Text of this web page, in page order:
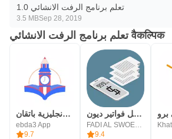
تعلم برنامج الرفت الانشائي 1.0
3.5 MBSep 28, 2019
تعلم برنامج الرفت الانشائي वैकल्पिक
تعلم اللغة الانجليزية باتقان
ebda3 App
9.7
المحاسب السهل فواتير ديون
FADI AL SWOEDAN
9.4